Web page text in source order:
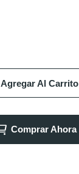
Agregar Al Carrito
Comprar Ahora